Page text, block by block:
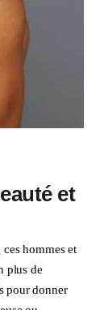
et
hommes et
plus de
pour donner